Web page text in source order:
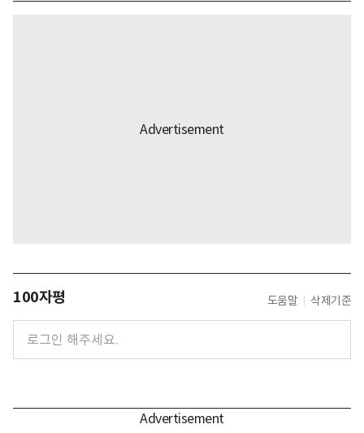
100자평 도움말 삭제기준